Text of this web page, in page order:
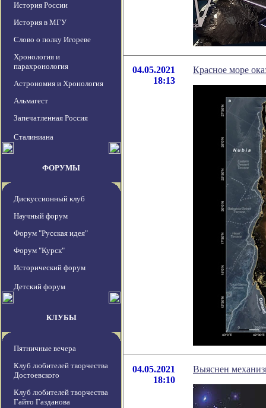
История России
История в МГУ
Слово о полку Игореве
Хронология и
парахронология
Астрономия и Хронология
Альмагест
Запечатленная Россия
Сталиниана
ФОРУМЫ
Дискуссионный клуб
Научный форум
Форум "Русская идея"
Форум "Курск"
Исторический форум
Детский форум
КЛУБЫ
Пятничные вечера
Клуб любителей творчества
Достоевского
Клуб любителей творчества
Гайто Газданова
04.05.2021
18:13
Красное море
04.05.2021
18:10
Выяснен